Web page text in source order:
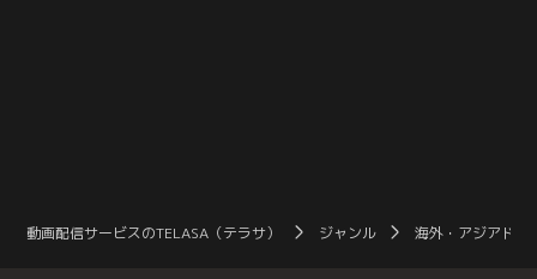
動画配信サービスのTELASA（テラサ） ジャンル 海外・アジアドラ